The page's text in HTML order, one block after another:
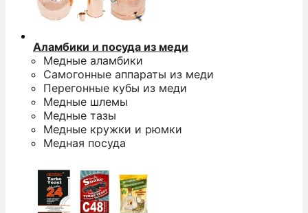
Аламбики и посуда из меди
Медные аламбики
Самогонные аппараты из меди
Перегонные кубы из меди
Медные шлемы
Медные тазы
Медные кружки и рюмки
Медная посуда